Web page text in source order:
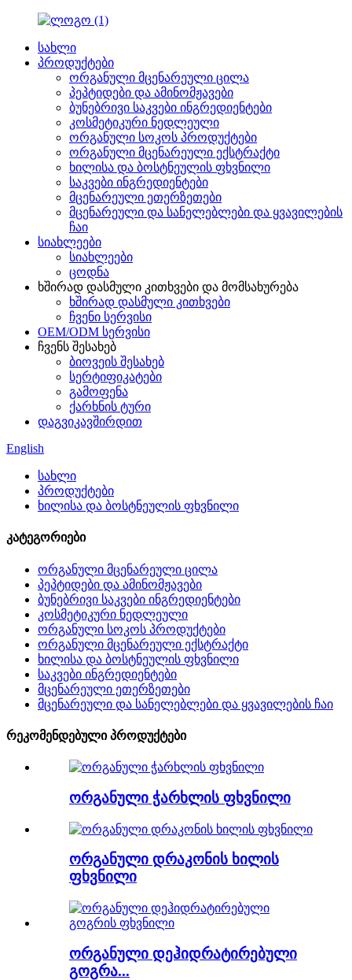
სახლი
პროდუქტები
ორგანული მცენარეული ცილა
პეპტიდები და ამინომჟავები
ბუნებრივი საკვები ინგრედიენტები
კოსმეტიკური ნედლეული
ორგანული სოკოს პროდუქტები
ორგანული მცენარეული ექსტრაქტი
ხილისა და ბოსტნეულის ფხვნილი
საკვები ინგრედიენტები
მცენარეული ეთერზეთები
მცენარეული და სანელებლები და ყვავილების
ჩაი
სიახლეები
სიახლეები
ცოდნა
ხშირად დასმული კითხვები და მომსახურება
ხშირად დასმული კითხვები
ჩვენი სერვისი
OEM/ODM სერვისი
ჩვენს შესახებ
ბიოვეის შესახებ
სერტიფიკატები
გამოფენა
ქარხნის ტური
დაგვიკავშირდით
English
სახლი
პროდუქტები
ხილისა და ბოსტნეულის ფხვნილი
კატეგორიები
ორგანული მცენარეული ცილა
პეპტიდები და ამინომჟავები
ბუნებრივი საკვები ინგრედიენტები
კოსმეტიკური ნედლეული
ორგანული სოკოს პროდუქტები
ორგანული მცენარეული ექსტრაქტი
ხილისა და ბოსტნეულის ფხვნილი
საკვები ინგრედიენტები
მცენარეული ეთერზეთები
მცენარეული და სანელებლები და ყვავილების ჩაი
რეკომენდებული პროდუქტები
ორგანული ჭარხლის ფხვნილი
ორგანული დრაკონის ხილის
ფხვნილი
ორგანული დეჰიდრატირებული
გოგრა...